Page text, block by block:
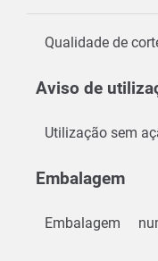
Qualidade de
Aviso de
Utilização sem
Embalagem
Embalagem